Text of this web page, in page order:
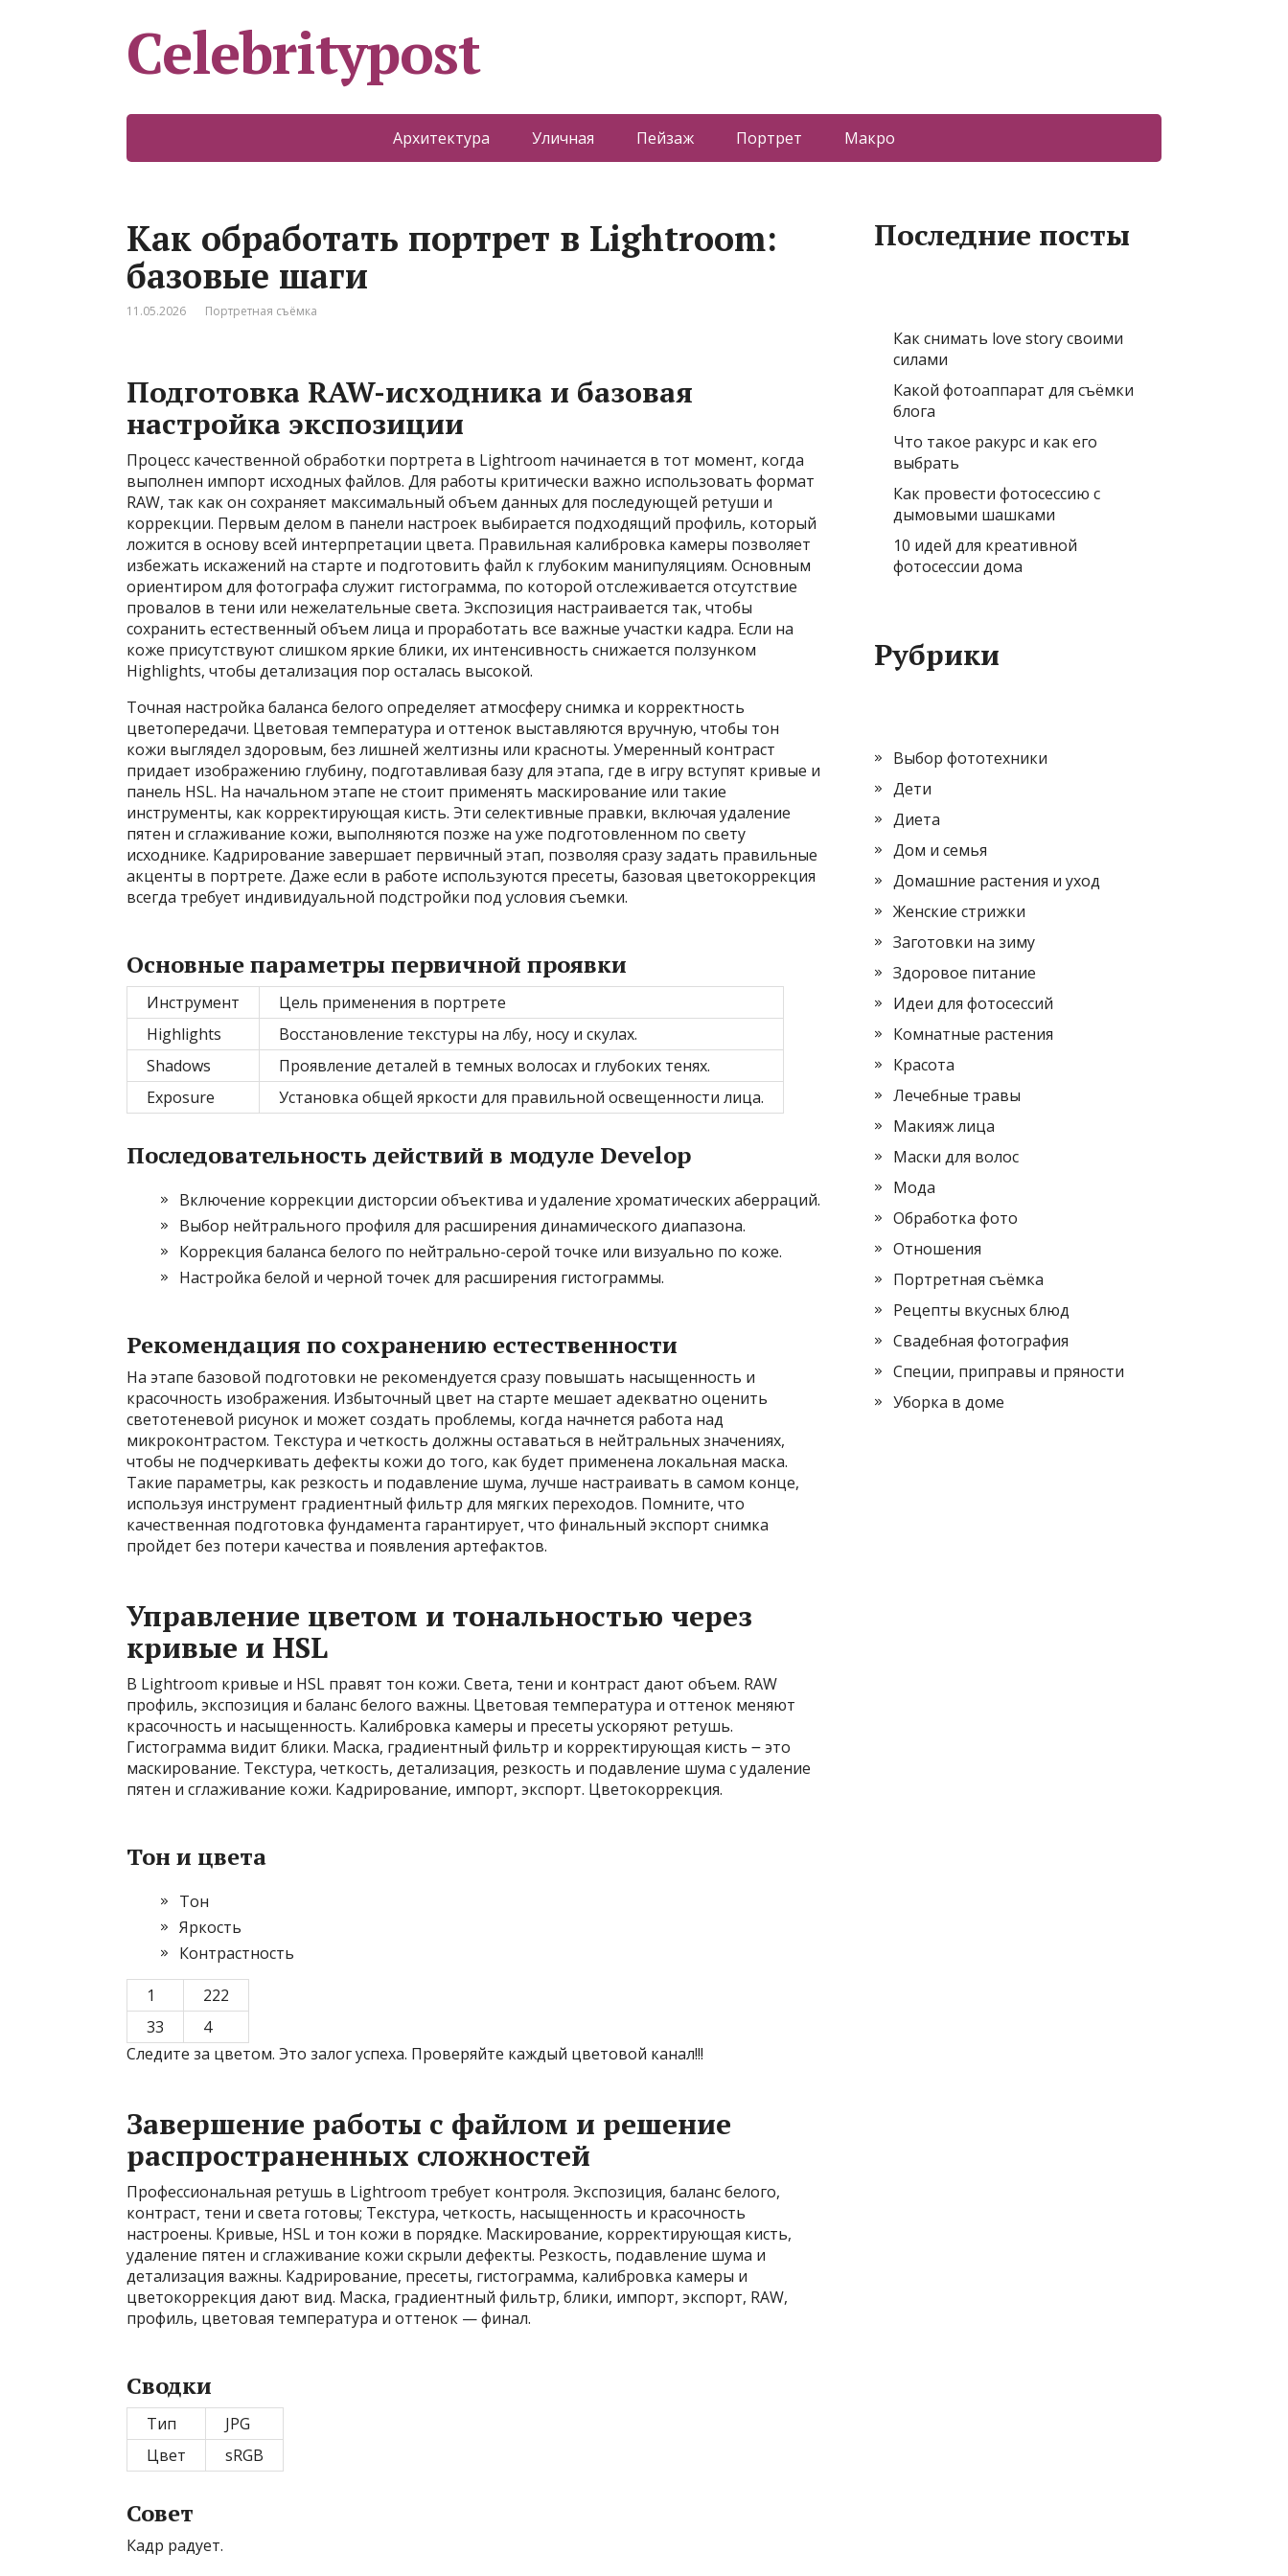
Celebritypost
Архитектура Уличная Пейзаж Портрет Макро
Как обработать портрет в Lightroom:
базовые шаги
11.05.2026 Портретная съёмка
Подготовка RAW-исходника и базовая
настройка экспозиции
Процесс качественной обработки портрета в Lightroom начинается в тот момент, когда
выполнен импорт исходных файлов. Для работы критически важно использовать формат
RAW, так как он сохраняет максимальный объем данных для последующей ретуши и
коррекции. Первым делом в панели настроек выбирается подходящий профиль, который
ложится в основу всей интерпретации цвета. Правильная калибровка камеры позволяет
избежать искажений на старте и подготовить файл к глубоким манипуляциям. Основным
ориентиром для фотографа служит гистограмма, по которой отслеживается отсутствие
провалов в тени или нежелательные света. Экспозиция настраивается так, чтобы
сохранить естественный объем лица и проработать все важные участки кадра. Если на
коже присутствуют слишком яркие блики, их интенсивность снижается ползунком
Highlights, чтобы детализация пор осталась высокой.
Точная настройка баланса белого определяет атмосферу снимка и корректность
цветопередачи. Цветовая температура и оттенок выставляются вручную, чтобы тон
кожи выглядел здоровым, без лишней желтизны или красноты. Умеренный контраст
придает изображению глубину, подготавливая базу для этапа, где в игру вступят кривые и
панель HSL. На начальном этапе не стоит применять маскирование или такие
инструменты, как корректирующая кисть. Эти селективные правки, включая удаление
пятен и сглаживание кожи, выполняются позже на уже подготовленном по свету
исходнике. Кадрирование завершает первичный этап, позволяя сразу задать правильные
акценты в портрете. Даже если в работе используются пресеты, базовая цветокоррекция
всегда требует индивидуальной подстройки под условия съемки.
Основные параметры первичной проявки
Инструмент
Цель применения в портрете
Highlights
Восстановление текстуры на лбу, носу и скулах.
Shadows
Проявление деталей в темных волосах и глубоких тенях.
Exposure
Установка общей яркости для правильной освещенности лица.
Последовательность действий в модуле Develop
Включение коррекции дисторсии объектива и удаление хроматических аберраций.
Выбор нейтрального профиля для расширения динамического диапазона.
Коррекция баланса белого по нейтрально-серой точке или визуально по коже.
Настройка белой и черной точек для расширения гистограммы.
Рекомендация по сохранению естественности
На этапе базовой подготовки не рекомендуется сразу повышать насыщенность и
красочность изображения. Избыточный цвет на старте мешает адекватно оценить
светотеневой рисунок и может создать проблемы, когда начнется работа над
микроконтрастом. Текстура и четкость должны оставаться в нейтральных значениях,
чтобы не подчеркивать дефекты кожи до того, как будет применена локальная маска.
Такие параметры, как резкость и подавление шума, лучше настраивать в самом конце,
используя инструмент градиентный фильтр для мягких переходов. Помните, что
качественная подготовка фундамента гарантирует, что финальный экспорт снимка
пройдет без потери качества и появления артефактов.
Управление цветом и тональностью через
кривые и HSL
В Lightroom кривые и HSL правят тон кожи. Света, тени и контраст дают объем. RAW
профиль, экспозиция и баланс белого важны. Цветовая температура и оттенок меняют
красочность и насыщенность. Калибровка камеры и пресеты ускоряют ретушь.
Гистограмма видит блики. Маска, градиентный фильтр и корректирующая кисть ౼ это
маскирование. Текстура, четкость, детализация, резкость и подавление шума с удаление
пятен и сглаживание кожи. Кадрирование, импорт, экспорт. Цветокоррекция.
Тон и цвета
Тон
Яркость
Контрастность
1
222
33
4
Следите за цветом. Это залог успеха. Проверяйте каждый цветовой канал!!!
Завершение работы с файлом и решение
распространенных сложностей
Профессиональная ретушь в Lightroom требует контроля. Экспозиция, баланс белого,
контраст, тени и света готовы; Текстура, четкость, насыщенность и красочность
настроены. Кривые, HSL и тон кожи в порядке. Маскирование, корректирующая кисть,
удаление пятен и сглаживание кожи скрыли дефекты. Резкость, подавление шума и
детализация важны. Кадрирование, пресеты, гистограмма, калибровка камеры и
цветокоррекция дают вид. Маска, градиентный фильтр, блики, импорт, экспорт, RAW,
профиль, цветовая температура и оттенок — финал.
Сводки
Тип
JPG
Цвет
sRGB
Совет
Кадр радует.
Последние посты
Как снимать love story своими
силами
Какой фотоаппарат для съёмки
блога
Что такое ракурс и как его
выбрать
Как провести фотосессию с
дымовыми шашками
10 идей для креативной
фотосессии дома
Рубрики
Выбор фототехники
Дети
Диета
Дом и семья
Домашние растения и уход
Женские стрижки
Заготовки на зиму
Здоровое питание
Идеи для фотосессий
Комнатные растения
Красота
Лечебные травы
Макияж лица
Маски для волос
Мода
Обработка фото
Отношения
Портретная съёмка
Рецепты вкусных блюд
Свадебная фотография
Специи, приправы и пряности
Уборка в доме